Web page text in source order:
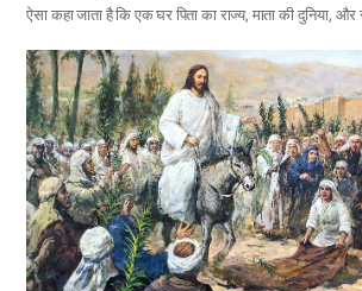
ऐसा कहा जाता है कि एक घर पिता का राज्य, माता की दुनिया, और